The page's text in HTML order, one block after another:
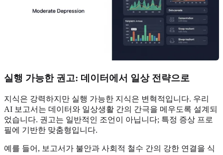
실행 가능한 권고: 데이터에서 일상 전략으로
지식은 강력하지만 실행 가능한 지식은 변혁적입니다. 우리
AI 보고서는 데이터와 일상생활 간의 간극을 메우도록 설계되
었습니다. 권고는 일반적인 조언이 아닙니다; 특정 증상 프로
필에 기반한 맞춤형입니다.
예를 들어, 보고서가 불안과 사회적 철수 간의 강한 연결을 식